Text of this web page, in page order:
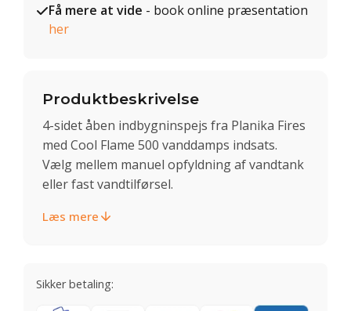
Få mere at vide - book online præsentation
her
Produktbeskrivelse
4-sidet åben indbygninspejs fra Planika Fires
med Cool Flame 500 vanddamps indsats.
Vælg mellem manuel opfyldning af vandtank
eller fast vandtilførsel.
Læs mere
Sikker betaling: